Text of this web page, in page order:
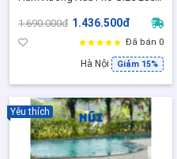
1.690.000đ 1.436.500đ
Đã bán 0
Hà Nội Giảm 15%
Yêu thích